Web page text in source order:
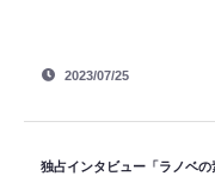
2023/07/25
独占インタビュー「ラノベ